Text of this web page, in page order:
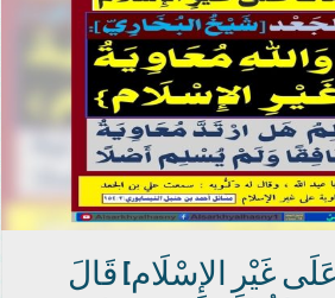
غَيْرِ الإِسْلَام] قَالَ